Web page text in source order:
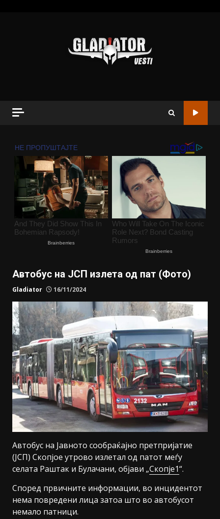
Автобус на ЈСП излета од пат (Фото)
Gladiator 16/11/2024
Автобус на Јавното сообраќајно претпријатие
(ЈСП) Скопјое утрово излетал од патот меѓу
селата Раштак и Булачани, објави „Скопје1“.
Според првичните информации, во инцидентот
нема повредени лица затоа што во автобусот
немало патници.